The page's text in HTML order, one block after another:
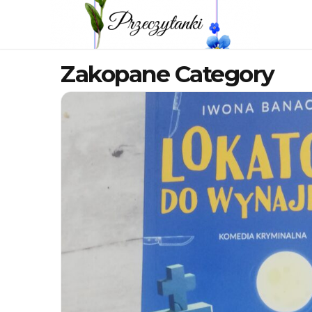
Zakopane Category